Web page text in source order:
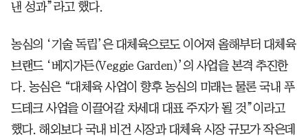
낸 성과”라고 했다.
농심의 ‘기술 독립’은 대체육으로도 이어져 올해부터 대체육
브랜드 ‘베지가든(Veggie Garden)’의 사업을 본격 추진한
다. 농심은 “대체육 사업이 향후 농심의 미래는 물론 국내 푸
드테크 사업을 이끌어갈 차세대 대표 주자가 될 것”이라고
했다. 해외보다 국내 비건 시장과 대체육 시장 규모가 작은데